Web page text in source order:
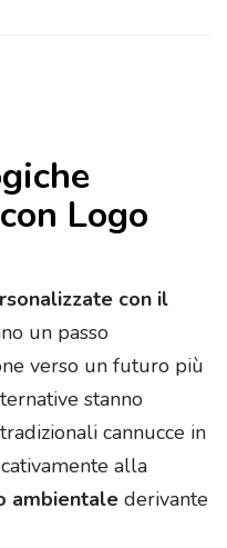
Logo
con il
un passo
verso un futuro più
stanno
cannucce in
alla
ambientale derivante